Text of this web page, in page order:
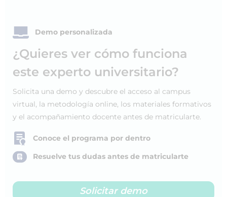
Demo personalizada
¿Quieres ver cómo funciona
este experto universitario?
Solicita una demo y descubre el acceso al campus
virtual, la metodología online, los materiales formativos
y el acompañamiento docente antes de matricularte.
Conoce el programa por dentro
Resuelve tus dudas antes de matricularte
Solicitar demo